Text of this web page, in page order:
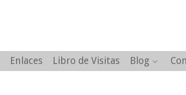
Enlaces Libro de Visitas Blog